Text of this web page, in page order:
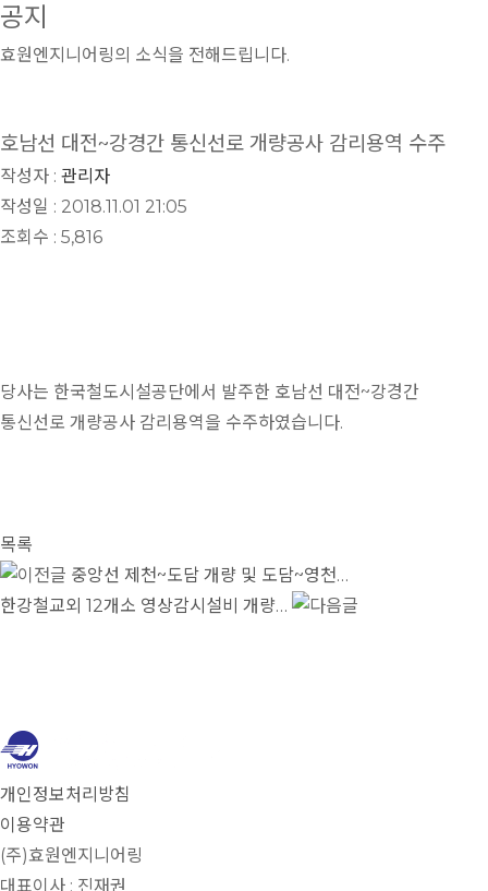
공지
효원엔지니어링의 소식을 전해드립니다.
호남선 대전~강경간 통신선로 개량공사 감리용역 수주
작성자 : 관리자
작성일 : 2018.11.01 21:05
조회수 : 5,816
당사는 한국철도시설공단에서 발주한 호남선 대전~강경간
통신선로 개량공사 감리용역을 수주하였습니다.
목록
중앙선 제천~도담 개량 및 도담~영천…
한강철교외 12개소 영상감시설비 개량…
개인정보처리방침
이용약관
(주)효원엔지니어링
대표이사 : 진재권